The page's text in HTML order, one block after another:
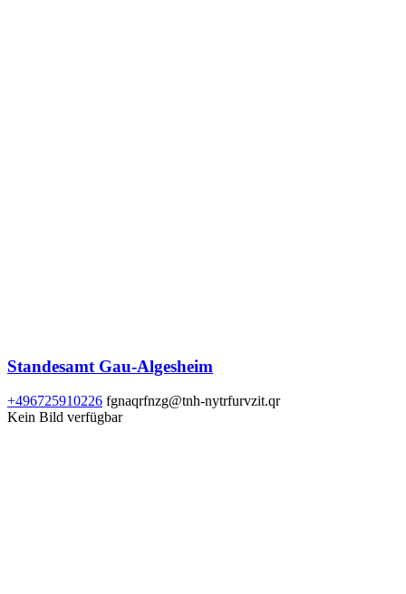
Standesamt Gau-Algesheim
+496725910226 fgnaqrfnzg@tnh-nytrfurvzit.qr
Kein Bild verfügbar